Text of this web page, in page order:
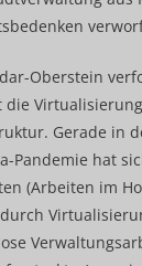
Oberstein
die
Gerade in
Pandemie hat
(Arbeiten im